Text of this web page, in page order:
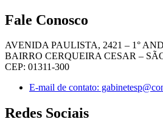
Fale Conosco
AVENIDA PAULISTA, 2421 – 1°
BAIRRO CERQUEIRA CESAR –
CEP: 01311-300
E-mail de contato:
Redes Sociais